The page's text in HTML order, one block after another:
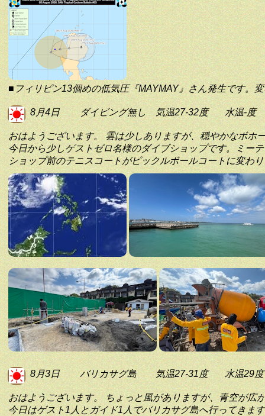
■フィリピン13個めの低気圧『MAYMAY』さん発生です。
8月4日 ダイビング無し 気温27-32度 水温-度
おはようございます。 雲は少しありますが、穏やかなボホ
今日から少しゲストゼロ名様のダイブショップです。ミー
ショップ前のテニスコートがピックルボールコートに変わ
8月3日 バリカサグ島 気温27-31度 水温29度
おはようございます。 ちょっと風がありますが、青空が広
今日はゲスト1人とガイド1人でバリカサグ島へ行ってきま